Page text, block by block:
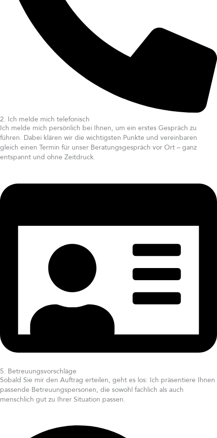
2. Ich melde mich telefonisch
Ich melde mich persönlich bei Ihnen, um ein erstes Gespräch zu
führen. Dabei klären wir die wichtigsten Punkte und vereinbaren
gleich einen Termin für unser Beratungsgespräch vor Ort – ganz
entspannt und ohne Zeitdruck.
5. Betreuungsvorschläge
Sobald Sie mir den Auftrag erteilen, geht es los: Ich präsentiere Ihnen
passende Betreuungspersonen, die sowohl fachlich als auch
menschlich gut zu Ihrer Situation passen.